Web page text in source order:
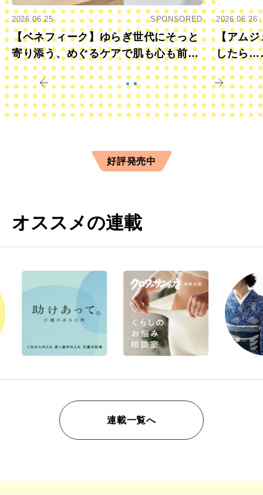
2026.06.25 SPONSORED
【ベネフィーク】ゆらぎ世代にそっと
寄り添う、めぐるケアで肌も心も前向
きに
2026.06.26
【アムジ
したら
すか？
好評発売中
オススメの連載
連載一覧へ